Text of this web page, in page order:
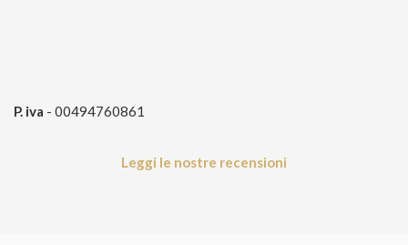
P. iva - 00494760861
Leggi le nostre recensioni